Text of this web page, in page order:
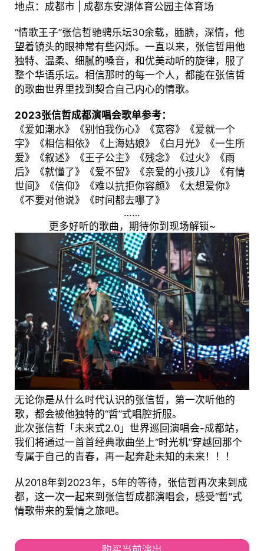
地点：成都市 | 成都东安湖体育公园主体育场
“情歌王子”张信哲驰骋乐坛30余载，腼腆，深情，他
望着镜头的眼神常有些闪烁。一直以来，张信哲用他
独特、温柔、细腻的嗓音，和优美动听的旋律，服了
整个华语乐坛。相信那时的每一个人，都能在张信哲
的歌曲世界里找到契合自己内心的情歌。
2023张信哲成都演唱会歌单参考：
《爱如潮水》《别怕我伤心》《宽容》《爱就一个
字》《相信相依》《上海姑娘》《白月光》《一生所
爱》《叙述》《王子公主》《残念》《过火》《雨
后》《就懂了》《爱不留》《亲爱的小孩儿》《有情
世间》《信仰》《难以抗拒你容颜》《太想爱你》
《不要对他说》《时间都去哪了》
……
更多好听的歌曲，期待你到现场解锁~
无论你是从什么时代认识的张信哲，第一次听他的
歌，都会被他独特的“哲”式唱腔折服。
此次张信哲「未来式2.0」世界巡回演唱会-成都站，
我们将通过一首首经典歌曲坐上“时光机”穿越回那个
专属于自己的青春，再一起奔赴未知的未来！！！
从2018年到2023年，5年的等待，张信哲再次来到成
都，这一次一起来到张信哲成都演唱会，感受“哲”式
情歌带来的爱情之旅吧。